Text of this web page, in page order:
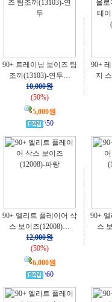
90+ 트레이닝 보이즈 팀
조끼(13103)-연두…
10,000원
(50%)
5,000원
\50
90+
지
90+ 엘리트 플레이어 삭
스 보이즈(12008)…
12,000원
(50%)
6,000원
\60
90+
스